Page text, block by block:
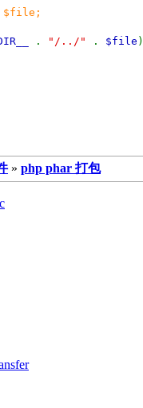
$file;
. "/../" . $file
» php phar 打包